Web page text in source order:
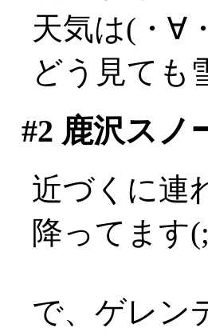
天気は(・∀
どう見ても
#2 鹿沢スノ
近づくに連
降ってます
で、ゲレン